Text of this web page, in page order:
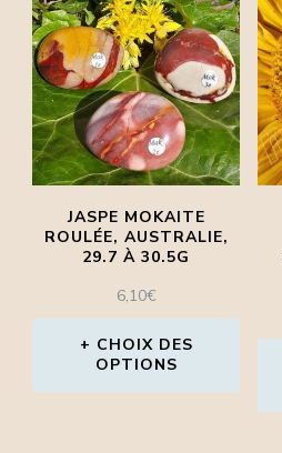
a
plusieurs
variations.
Les
options
peuvent
être
choisies
sur
la
page
JASPE MOKAITE
ROULÉE, AUSTRALIE,
29.7 À 30.5G
6,10€
CHOIX DES
OPTIONS